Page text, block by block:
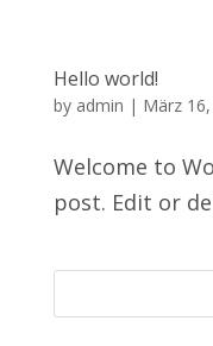
Hello world!
by admin | März
Welcome to
post. Edit or